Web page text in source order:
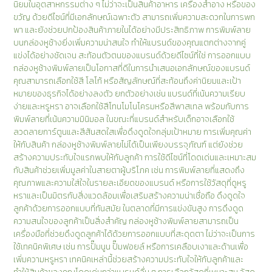
นิยมในอุตสาหกรรมต่าง ๆ ไม่ว่าจะเป็นสินค้าอาหาร เครื่องสำอาง หรือของ
ขวัญ ด้วยดีไซน์ที่มีเอกลักษณ์เฉพาะตัว สามารถเพิ่มความสะดวกในการพก
พา และยังช่วยปกป้องสินค้าภายในได้อย่างมีประสิทธิภาพ การพิมพ์ลาย
บนกล่องหูช้างยิ่งเพิ่มความน่าสนใจ ทำให้แบรนด์ของคุณแตกต่างจากคู่
แข่งได้อย่างชัดเจน สะท้อนตัวตนของแบรนด์ด้วยดีไซน์ที่ใช่ การออกแบบ
กล่องหูช้างพิมพ์ลายเป็นโอกาสที่ดีในการนำเสนอเอกลักษณ์ของแบรนด์
คุณสามารถเลือกใช้สี โลโก้ หรือสัญลักษณ์ที่สะท้อนถึงค่านิยมและเป้า
หมายของธุรกิจได้อย่างลงตัว ยกตัวอย่างเช่น แบรนด์ที่เน้นความเรียบ
ง่ายและหรูหรา อาจเลือกใช้สีโทนโมโนโครมหรือสีพาสเทล พร้อมกับการ
พิมพ์ลายที่เน้นความมินิมอล ในขณะที่แบรนด์สำหรับเด็กอาจเลือกใช้
ลวดลายการ์ตูนและสีสันสดใสเพื่อดึงดูดใจกลุ่มเป้าหมาย การเพิ่มคุณค่า
ให้กับสินค้า กล่องหูช้างพิมพ์ลายไม่ได้เป็นเพียงบรรจุภัณฑ์ แต่ยังช่วย
สร้างความประทับใจแรกพบให้กับลูกค้า การใช้ดีไซน์ที่โดดเด่นและเหมาะสม
กับสินค้าช่วยเพิ่มมูลค่าในสายตาผู้บริโภค เช่น การพิมพ์ลายที่แสดงถึง
คุณภาพและความใส่ใจในรายละเอียดของแบรนด์ หรือการใช้วัสดุที่ดูหรู
หราและเป็นมิตรกับสิ่งแวดล้อมเพื่อเสริมสร้างความน่าเชื่อถือ ดึงดูดใจ
ลูกค้าด้วยการออกแบบที่ทันสมัย ในตลาดที่มีการแข่งขันสูง การดึงดูด
ความสนใจของลูกค้าเป็นสิ่งสำคัญ กล่องหูช้างพิมพ์ลายสามารถเป็น
เครื่องมือที่ช่วยดึงดูดลูกค้าได้ด้วยการออกแบบที่สะดุดตา ไม่ว่าจะเป็นการ
ใช้เทคนิคพิเศษ เช่น การปั๊มนูน ปั๊มฟอยล์ หรือการเคลือบเงาและด้านเพื่อ
เพิ่มความหรูหรา เทคนิคเหล่านี้ช่วยสร้างความประทับใจให้กับลูกค้าและ